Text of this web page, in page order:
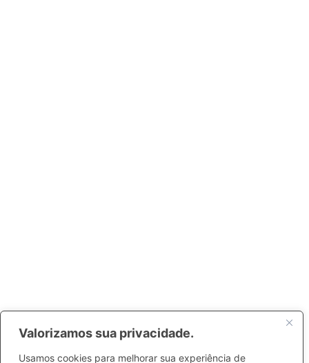
Valorizamos sua privacidade.
Usamos cookies para melhorar sua experiência de